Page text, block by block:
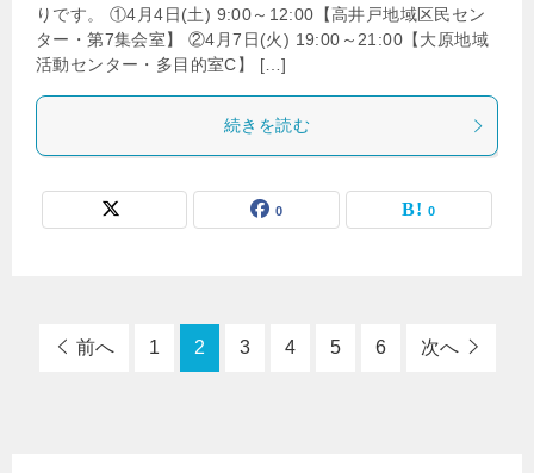
りです。 ①4月4日(土) 9:00～12:00【高井戸地域区民セン
ター・第7集会室】 ②4月7日(火) 19:00～21:00【大原地域
活動センター・多目的室C】 […]
続きを読む
0 0
前へ 1 2 3 4 5 6 次へ